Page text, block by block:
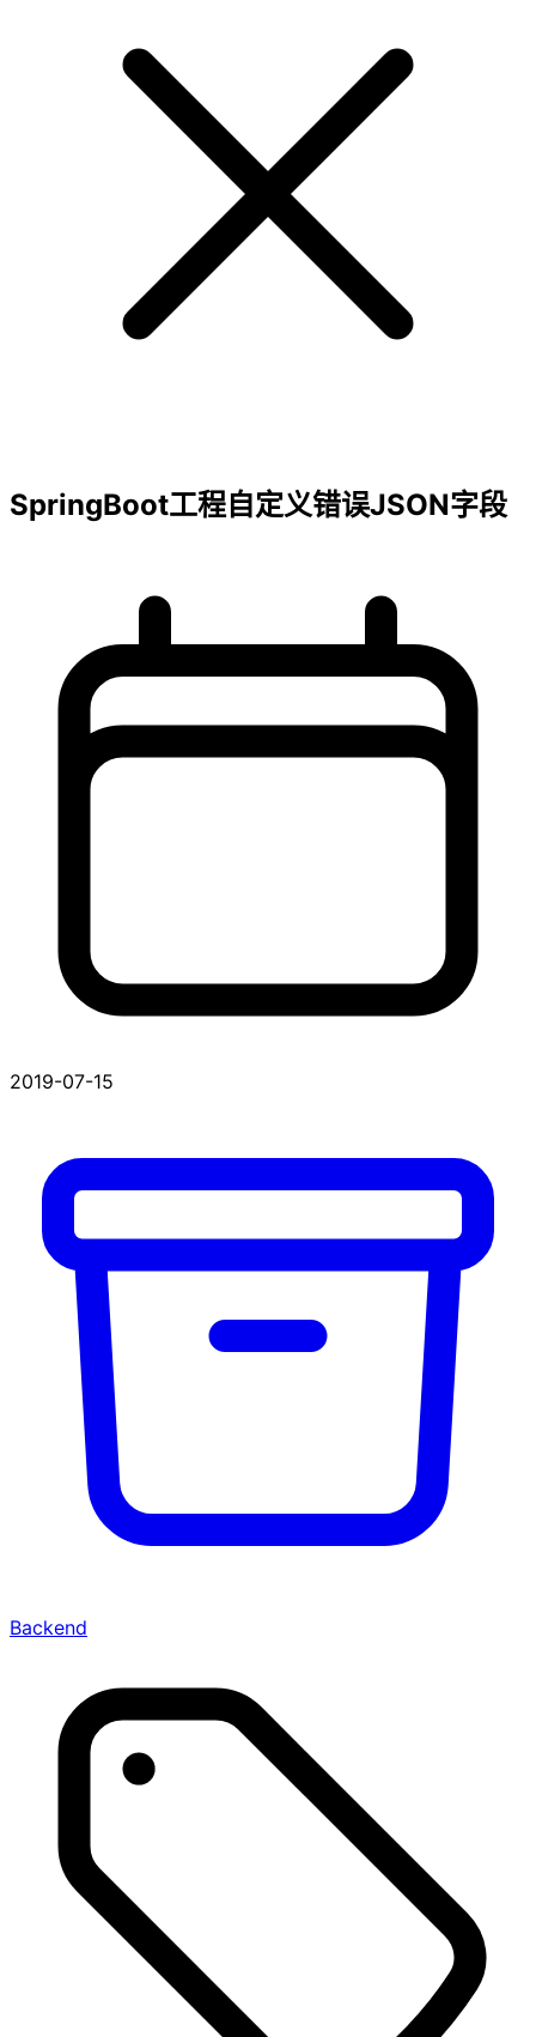
SpringBoot工程自定义错误JSON字段
2019-07-15
Backend